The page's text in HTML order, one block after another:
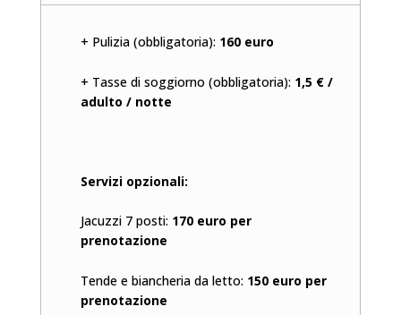
+ Pulizia (obbligatoria): 160 euro
+ Tasse di soggiorno (obbligatoria): 1,5 € /
adulto / notte
Servizi opzionali:
Jacuzzi 7 posti: 170 euro per
prenotazione
Tende e biancheria da letto: 150 euro per
prenotazione